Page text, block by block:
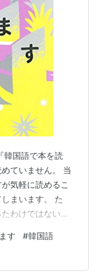
韓国語で本を読
ていません。 当
気軽に読めるこ
まいます。 た
わけではないの
ン・セラン 亜紀
セランの本） [ チ
を見る チョン・
す #韓国語